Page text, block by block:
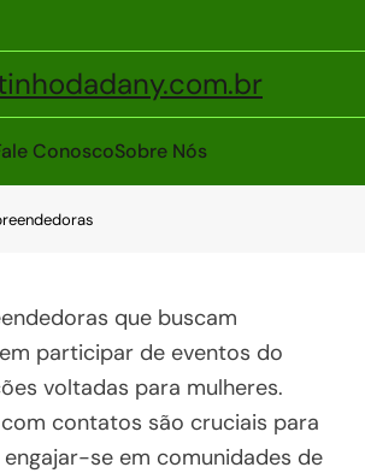
ConoscoSobre Nós
que buscam
participar de eventos do
voltadas para mulheres.
contatos são cruciais para
se em comunidades de